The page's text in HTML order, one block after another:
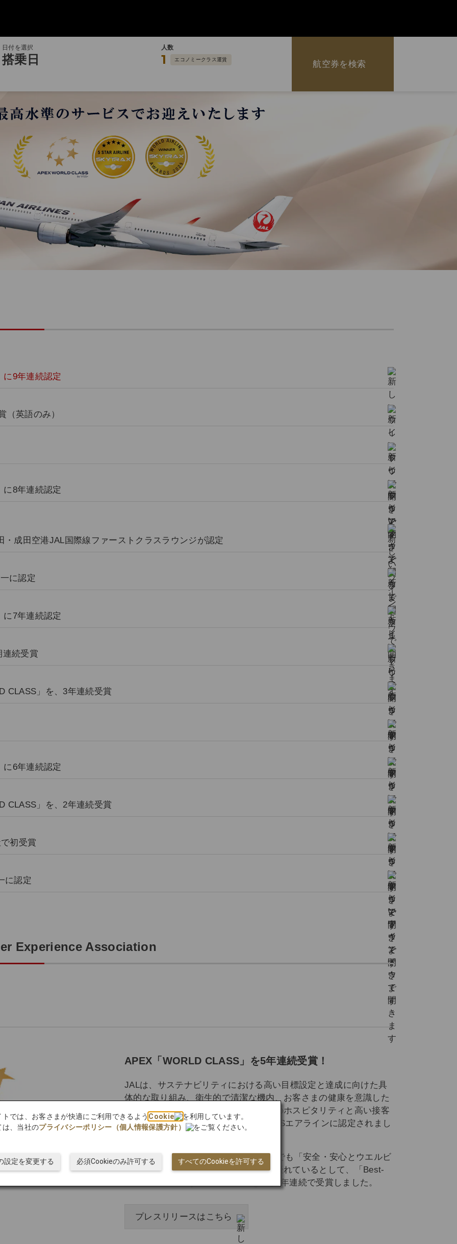
日付を選択
搭乗日
人数
1 エコノミークラス運賃 航空券を検索
9年連続認定
（英語のみ）
8年連続認定
成田空港JAL国際線ファーストクラスラウンジが認定
に認定
7年連続認定
続受賞
CLASS」を、3年連続受賞
6年連続認定
CLASS」を、2年連続受賞
初受賞
に認定
Experience Association
APEX「WORLD CLASS」を5年連続受賞！
JALは、サステナビリティにおける高い目標設定と達成に向けた具
体的な取り組み、衛生的で清潔な機内、お客さまの健康を意識した
機内食オプションの提供、客室乗務員のホスピタリティと高い接客
スキルなどが評価され、WORLD CLASSエアラインに認定されまし
また、WORLD CLASSエアラインの中でも「安全・安心とウエルビ
ーイング」についての取り組みが最も優れているとして、「Best-
in-Class in Safety and Well-Being」を3年連続で受賞しました。
プレスリリースはこちら
トでは、お客さまが快適にご利用できるよう Cookie
を利用しています。
は、当社のプライバシーポリシー（個人情報保護方針） をご覧ください。
すべてのCookieを許可する
必須Cookieのみ許可する
設定を変更する